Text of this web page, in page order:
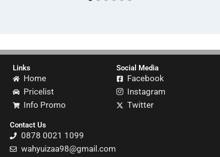
Links
Home
Pricelist
Info Promo
Social Media
Facebook
Instagram
Twitter
Contact Us
0878 0021 1099
wahyuizaa98@gmail.com